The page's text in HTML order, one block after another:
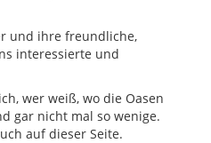
und ihre freundliche,
interessierte und
wer weiß, wo die Oasen
gar nicht mal so wenige.
auf dieser Seite.